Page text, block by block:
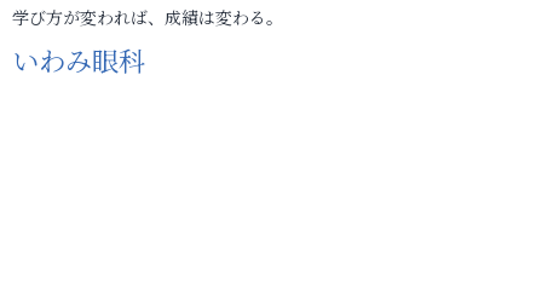
学び方が変われば、成績は変わる。
いわみ眼科